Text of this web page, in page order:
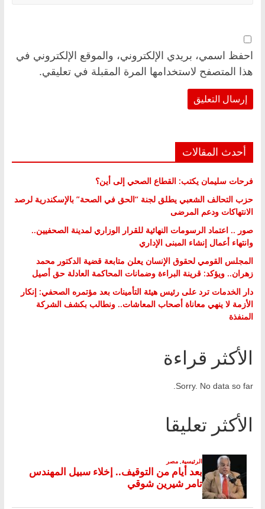
احفظ اسمي، بريدي الإلكتروني، والموقع الإلكتروني في
هذا المتصفح لاستخدامها المرة المقبلة في تعليقي.
أحدث المقالات
فرحات سليمان يكتب: القطاع الصحي إلى أين؟
حزب التحالف الشعبي يطلق لجنة “الحق في الصحة” بالإسكندرية لرصد
الانتهاكات ودعم المرضى
صور .. اعتماد الرسومات النهائية للقرار الوزاري لمدينة الصحفيين..
وانتهاء أعمال إنشاء المبنى الإداري
المجلس القومي لحقوق الإنسان يعلن متابعة قضية الدكتور محمد
زهران.. ويؤكد: قرينة البراءة وضمانات المحاكمة العادلة حق أصيل
دار الخدمات ترد على رئيس هيئة التأمينات بعد مؤتمره الصحفي: إنكار
الأزمة لا ينهي معاناة أصحاب المعاشات.. ونطالب بكشف الشركة
المنفذة
الأكثر قراءة
Sorry. No data so far.
الأكثر تعليقا